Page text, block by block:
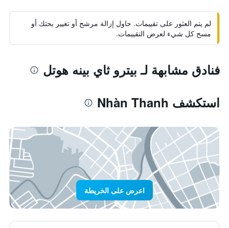
لم يتم العثور على تقييمات. حاول إزالة مرشح أو تغيير بحثك أو
مسح كل شيء لعرض التقييمات.
فنادق مشابهة لـ بيترو ثاي بينه هوتل
استكشف Nhàn Thanh
اعرض على الخريطة